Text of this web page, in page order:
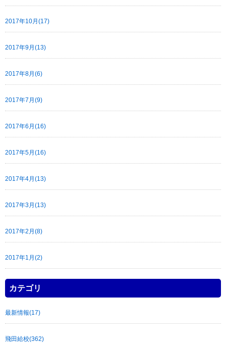
2017年10月(17)
2017年9月(13)
2017年8月(6)
2017年7月(9)
2017年6月(16)
2017年5月(16)
2017年4月(13)
2017年3月(13)
2017年2月(8)
2017年1月(2)
カテゴリ
最新情報(17)
飛田給校(362)